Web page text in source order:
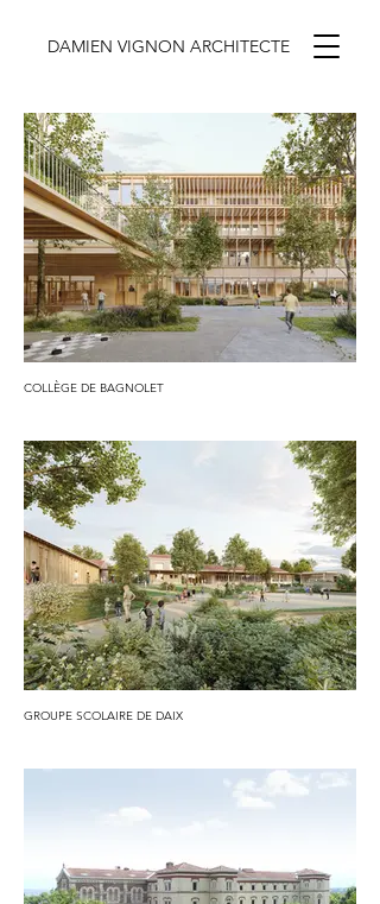
DAMIEN VIGNON ARCHITECTE
COLLÈGE DE BAGNOLET
GROUPE SCOLAIRE DE DAIX